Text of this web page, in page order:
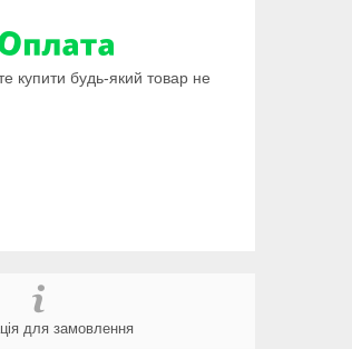
купити будь-який товар не
для замовлення